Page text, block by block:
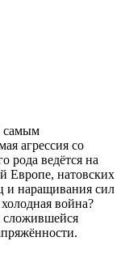
самым
агрессия со
рода ведётся на
Европе, натовских
и наращивания сил
война?
сложившейся